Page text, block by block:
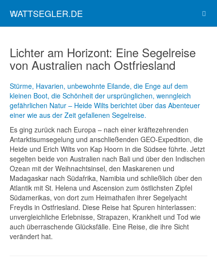
WATTSEGLER.DE
Lichter am Horizont: Eine Segelreise
von Australien nach Ostfriesland
Stürme, Havarien, unbewohnte Eilande, die Enge auf dem
kleinen Boot, die Schönheit der ursprünglichen, wenngleich
gefährlichen Natur – Heide Wilts berichtet über das Abenteuer
einer wie aus der Zeit gefallenen Segelreise.
Es ging zurück nach Europa – nach einer kräftezehrenden
Antarktisumsegelung und anschließenden GEO-Expedition, die
Heide und Erich Wilts von Kap Hoorn in die Südsee führte. Jetzt
segelten beide von Australien nach Bali und über den Indischen
Ozean mit der Weihnachtsinsel, den Maskarenen und
Madagaskar nach Südafrika, Namibia und schließlich über den
Atlantik mit St. Helena und Ascension zum östlichsten Zipfel
Südamerikas, von dort zum Heimathafen ihrer Segelyacht
Freydis in Ostfriesland. Diese Reise hat Spuren hinterlassen:
unvergleichliche Erlebnisse, Strapazen, Krankheit und Tod wie
auch überraschende Glücksfälle. Eine Reise, die ihre Sicht
verändert hat.